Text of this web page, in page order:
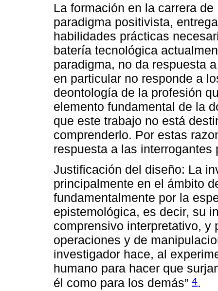
La formación en la carrera
paradigma positivista,
habilidades prácticas
batería tecnológica
paradigma, no da respuesta
en particular no responde a
deontología de la profesión
elemento fundamental de la
que este trabajo no está
comprenderlo. Por estas
respuesta a las interrogantes
Justificación del diseño: La
principalmente en el ámbito
fundamentalmente por la
epistemológica, es decir, su
comprensivo interpretativo, y
operaciones y de
investigador hace, al
humano para hacer que
él como para los demás” 4.